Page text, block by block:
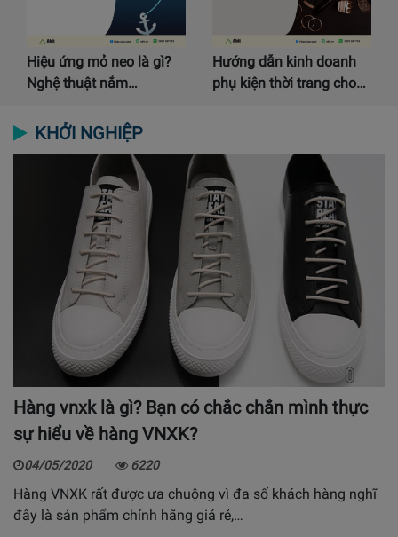
Hiệu ứng mỏ neo là gì?
Nghệ thuật nắm…
Hướng dẫn kinh doanh
phụ kiện thời trang cho…
KHỞI NGHIỆP
Hàng vnxk là gì? Bạn có chắc chắn mình thực
sự hiểu về hàng VNXK?
04/05/2020 6220
Hàng VNXK rất được ưa chuộng vì đa số khách hàng nghĩ
đây là sản phẩm chính hãng giá rẻ,…